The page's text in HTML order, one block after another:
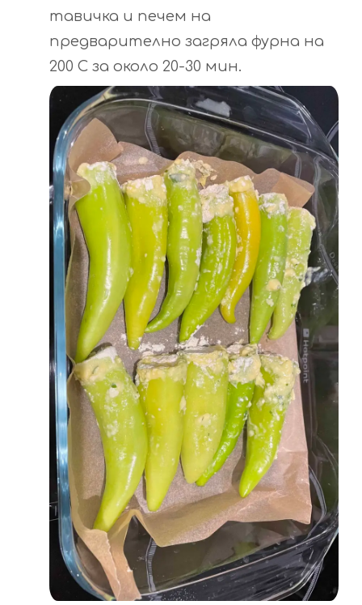
тавичка и печем на
предварително загряла фурна на
200 C за около 20-30 мин.